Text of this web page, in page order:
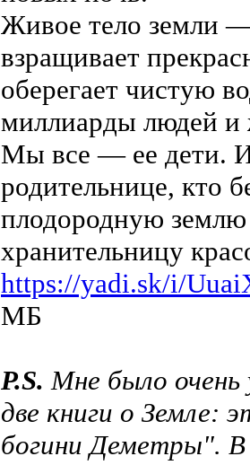
Живое тело земли
взращивает
оберегает чистую
миллиарды людей
Мы все — ее дети. И
родительнице, кто
плодородную
хранительницу
https://yadi.sk/i/
МБ
P.S. Мне было очень
две книги о Земле:
богини Деметры". В